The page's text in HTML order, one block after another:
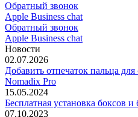
Обратный звонок
Apple Business chat
Обратный звонок
Apple Business chat
Новости
02.07.2026
Добавить отпечаток пальца
Nomadix Pro
15.05.2024
Бесплатная установка боксов и
07.10.2023